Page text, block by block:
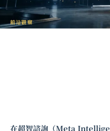
前沿觀察
在超智諮詢（Meta